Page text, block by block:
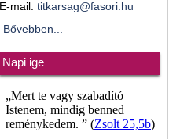
E-mail: titkarsag@fasori.hu
Bővebben...
Napi ige